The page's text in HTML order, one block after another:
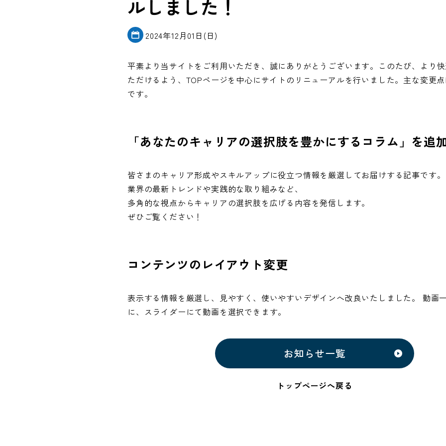
ルしました！
2024年12月01日(日)
平素より当サイトをご利用いただき、誠にありがとうございます。このたび、より
ただけるよう、TOPページを中心にサイトのリニューアルを行いました。主な変更
です。
「あなたのキャリアの選択肢を豊かにするコラム」を追
皆さまのキャリア形成やスキルアップに役立つ情報を厳選してお届けする記事です。
業界の最新トレンドや実践的な取り組みなど、
多角的な視点からキャリアの選択肢を広げる内容を発信します。
ぜひご覧ください！
コンテンツのレイアウト変更
表示する情報を厳選し、見やすく、使いやすいデザインへ改良いたしました。 動画
に、スライダーにて動画を選択できます。
お知らせ一覧
トップページへ戻る